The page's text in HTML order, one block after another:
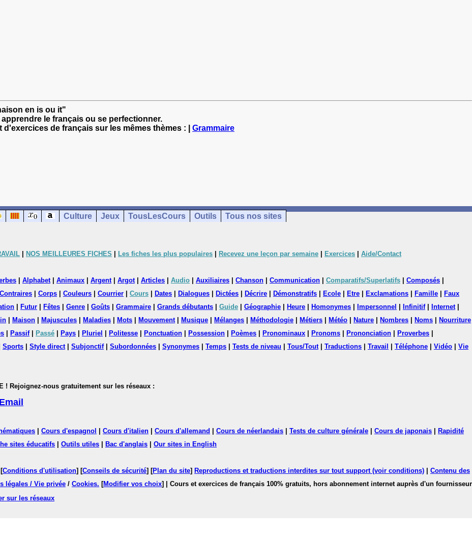
en is ou it"
le français ou se perfectionner.
d'exercices de français sur les mêmes thèmes : | Grammaire
Culture Jeux TousLesCours Outils Tous nos sites
NOS MEILLEURES FICHES Les fiches les plus populaires Recevez une leçon par semaine Exercices Aide/Contact
Alphabet| Animaux Argent| Argot| Articles Audio Auxiliaires Chanson Communication Comparatifs/Superlatifs Composés
Contraires Corps Couleurs Courrier Cours Dates Dialogues Dictées Décrire Démonstratifs Ecole Etre Exclamations Famille
Faux
Futur Fêtes Genre Goûts Grammaire Grands débutants Guide Géographie Heure Homonymes Impersonnel Infinitif| Internet|
Maison Majuscules Maladies Mots Mouvement| Musique Mélanges Méthodologie Métiers Météo Nature Nombres Noms
Nourriture
Passif| Passé Pays Pluriel Politesse Ponctuation Possession Poèmes Pronominaux Pronoms Prononciation Proverbes
Sports Style direct| Subjonctif| Subordonnées Synonymes Temps Tests de niveau Tous/Tout| Traductions Travail Téléphone Vidéo
Vie
! Rejoignez-nous gratuitement sur les réseaux :
Email
Cours d'espagnol Cours d'italien Cours d'allemand Cours de néerlandais Tests de culture générale Cours de japonais
Rapidité
sites éducatifs Outils utiles Bac d'anglais Our sites in English
[Conditions d'utilisation] [Conseils de sécurité] [Plan du site] Reproductions et traductions interdites sur tout support (voir conditions)
Contenu des
légales / Vie privée / Cookies. [Modifier vos choix]
| Cours et exercices de français 100% gratuits, hors abonnement internet auprès d'un fournisseur
sur les réseaux